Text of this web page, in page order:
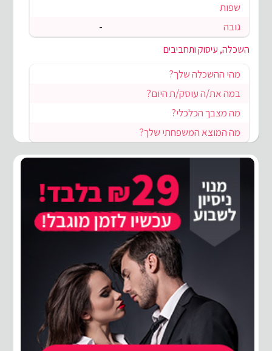
שפות
גובה
-
השכלה, עיסוק ותחביבים
מהי ההשכלה שלך?
במה את/ה עוסק/ת היום?
מה מצבך הכלכלי?
מה המוצא המשפחתי שלך?